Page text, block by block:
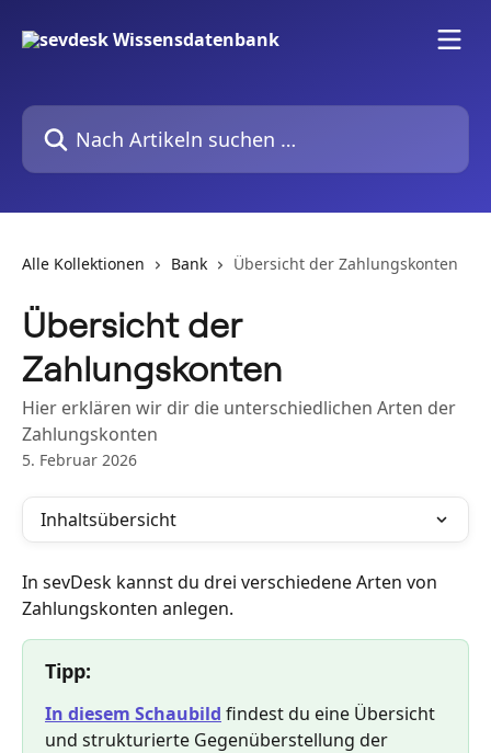
Nach Artikeln suchen …
Alle Kollektionen Bank Übersicht der Zahlungskonten
Übersicht der
Zahlungskonten
Hier erklären wir dir die unterschiedlichen Arten der
Zahlungskonten
5. Februar 2026
Inhaltsübersicht
In sevDesk kannst du drei verschiedene Arten von
Zahlungskonten anlegen.
Tipp:
In diesem Schaubild findest du eine Übersicht
und strukturierte Gegenüberstellung der